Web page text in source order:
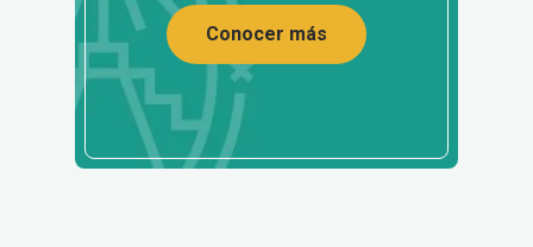
Conocer más